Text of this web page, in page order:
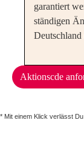
garantiert
ständigen
Aktionscde
* Mit einem Klick verlässt Du